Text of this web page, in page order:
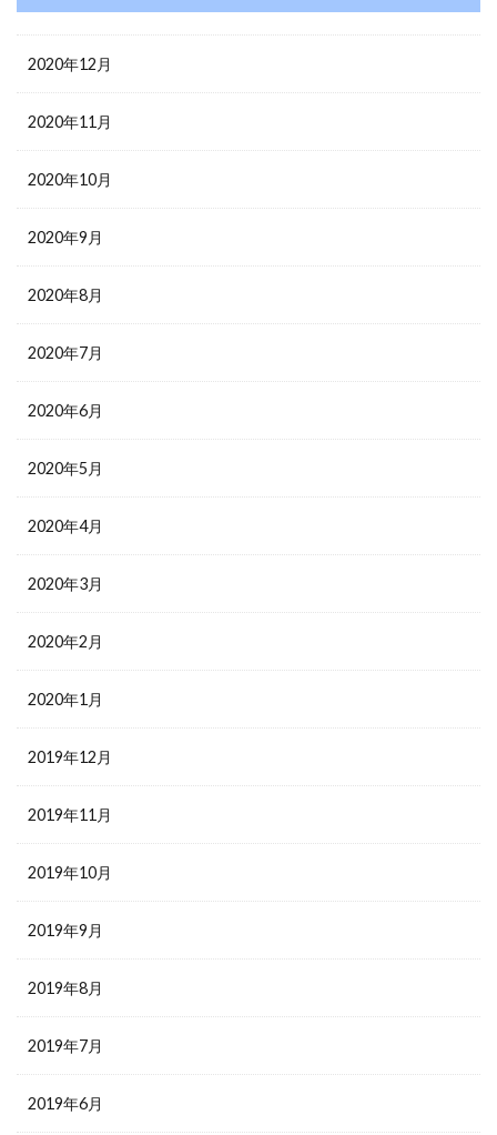
2020年12月
2020年11月
2020年10月
2020年9月
2020年8月
2020年7月
2020年6月
2020年5月
2020年4月
2020年3月
2020年2月
2020年1月
2019年12月
2019年11月
2019年10月
2019年9月
2019年8月
2019年7月
2019年6月